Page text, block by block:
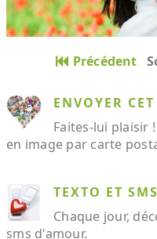
Précédent
ENVOYER
Faites-lui plaisir
en image par carte
TEXTO ET
Chaque jour,
sms d'amour.